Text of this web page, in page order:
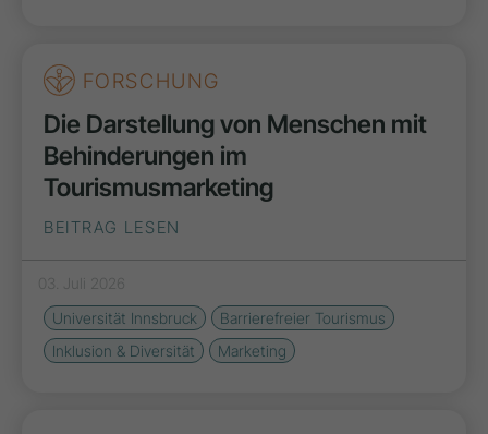
FORSCHUNG
Die Darstellung von Menschen mit
Behinderungen im
Tourismusmarketing
BEITRAG LESEN
03. Juli 2026
Universität Innsbruck
Barrierefreier Tourismus
Inklusion & Diversität
Marketing